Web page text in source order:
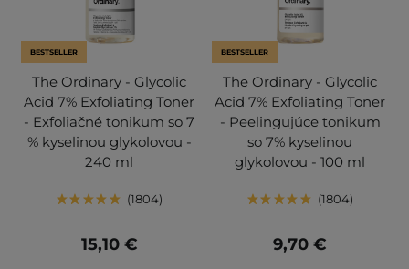
BESTSELLER
The Ordinary - Glycolic
Acid 7% Exfoliating Toner
- Exfoliačné tonikum so 7
% kyselinou glykolovou -
240 ml
1804
15,10 €
BESTSELLER
The Ordinary - Glycolic
Acid 7% Exfoliating Toner
- Peelingujúce tonikum
so 7% kyselinou
glykolovou - 100 ml
1804
9,70 €